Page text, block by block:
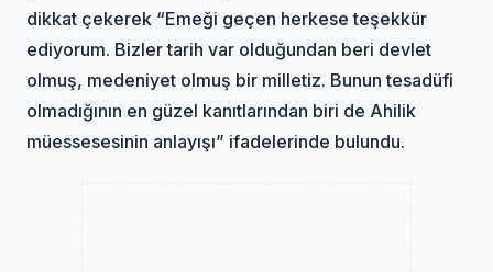
dikkat çekerek “Emeği geçen herkese teşekkür
ediyorum. Bizler tarih var olduğundan beri devlet
olmuş, medeniyet olmuş bir milletiz. Bunun tesadüfi
olmadığının en güzel kanıtlarından biri de Ahilik
müessesesinin anlayışı” ifadelerinde bulundu.